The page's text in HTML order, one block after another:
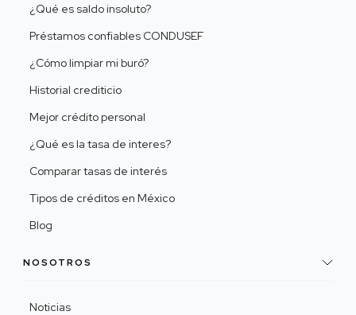
¿Qué es saldo insoluto?
Préstamos confiables CONDUSEF
¿Cómo limpiar mi buró?
Historial crediticio
Mejor crédito personal
¿Qué es la tasa de interes?
Comparar tasas de interés
Tipos de créditos en México
Blog
NOSOTROS
Noticias